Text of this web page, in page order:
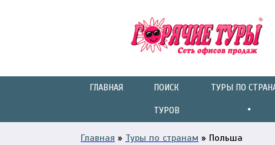
ГЛАВНАЯ ПОИСК
ТУРОВ
ТУРЫ ПО
Главная » Туры по странам » Польша